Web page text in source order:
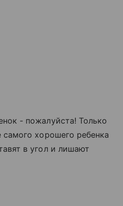
- пожалуйста! Только
самого хорошего ребенка
в угол и лишают